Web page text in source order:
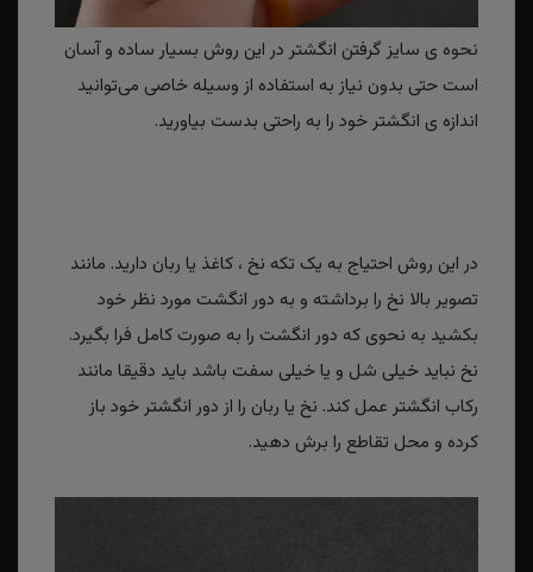
نحوه ی سایز گرفتن انگشتر در این روش بسیار ساده و آسان
است حتی بدون نیاز به استفاده از وسیله خاصی می‌توانید
اندازه ی انگشتر خود را به راحتی بدست بیاورید.
در این روش احتیاج به یک تکه نخ ، کاغذ یا ربان دارید. مانند
تصویر بالا نخ را برداشته و به دور انگشت مورد نظر خود
بکشید به نحوی که دور انگشت را به صورت کامل فرا بگیرد.
نخ نباید خیلی شل و یا خیلی سفت باشد باید دقیقا مانند
رکاب انگشتر عمل کند. نخ یا ربان را از دور انگشتر خود باز
کرده و محل تقاطع را برش دهید.